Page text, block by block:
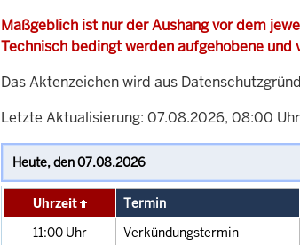
Maßgeblich ist nur der Aushang vor dem
Technisch bedingt werden aufgehobene
Das Aktenzeichen wird aus
Letzte Aktualisierung: 07.08.2026, 08:00 Uhr
Uhrzeit Termin
11:00 Uhr Verkündungstermin